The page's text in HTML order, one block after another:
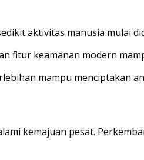
aktivitas manusia mulai
fitur keamanan modern
mampu menciptakan
kemajuan pesat.